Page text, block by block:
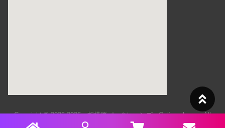
Copyright © 2025-2026 相模原パークレーンズ - Online shop - All